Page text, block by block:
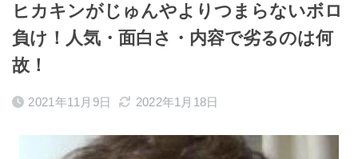
ヒカキンがじゅんやよりつまらないボロ
負け！人気・面白さ・内容で劣るのは何
故！
2021年11月9日 2022年1月18日